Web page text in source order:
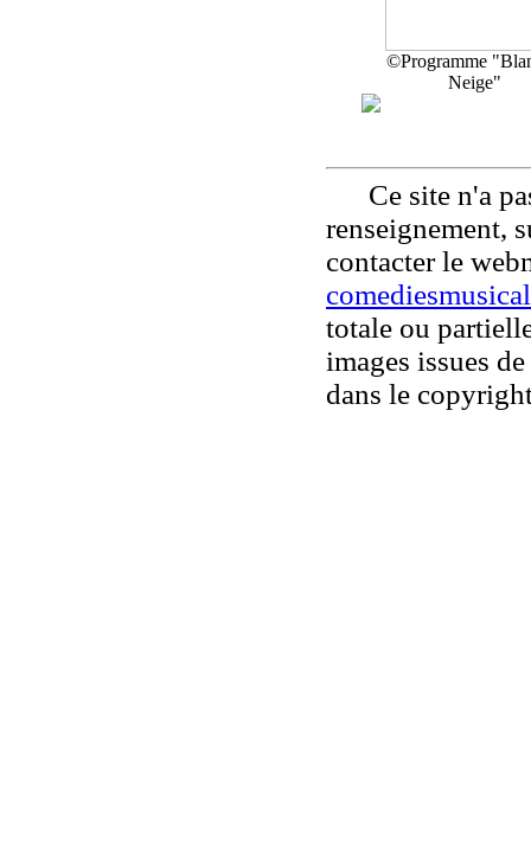
©Programme
Neige"
Ce site n'a
renseignement,
contacter le
totale ou
images issues
dans le